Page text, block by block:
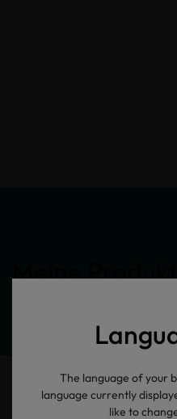
The language of your
language currently
like to
Meine